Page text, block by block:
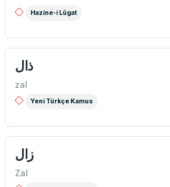
Hazine-i Lûgat
ذال
zal
Yeni Türkçe Kamus
زال
Zal